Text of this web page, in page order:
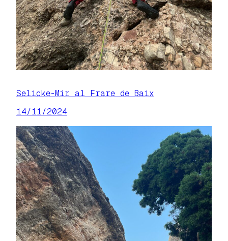
Selicke-Mir al Frare de Baix
14/11/2024